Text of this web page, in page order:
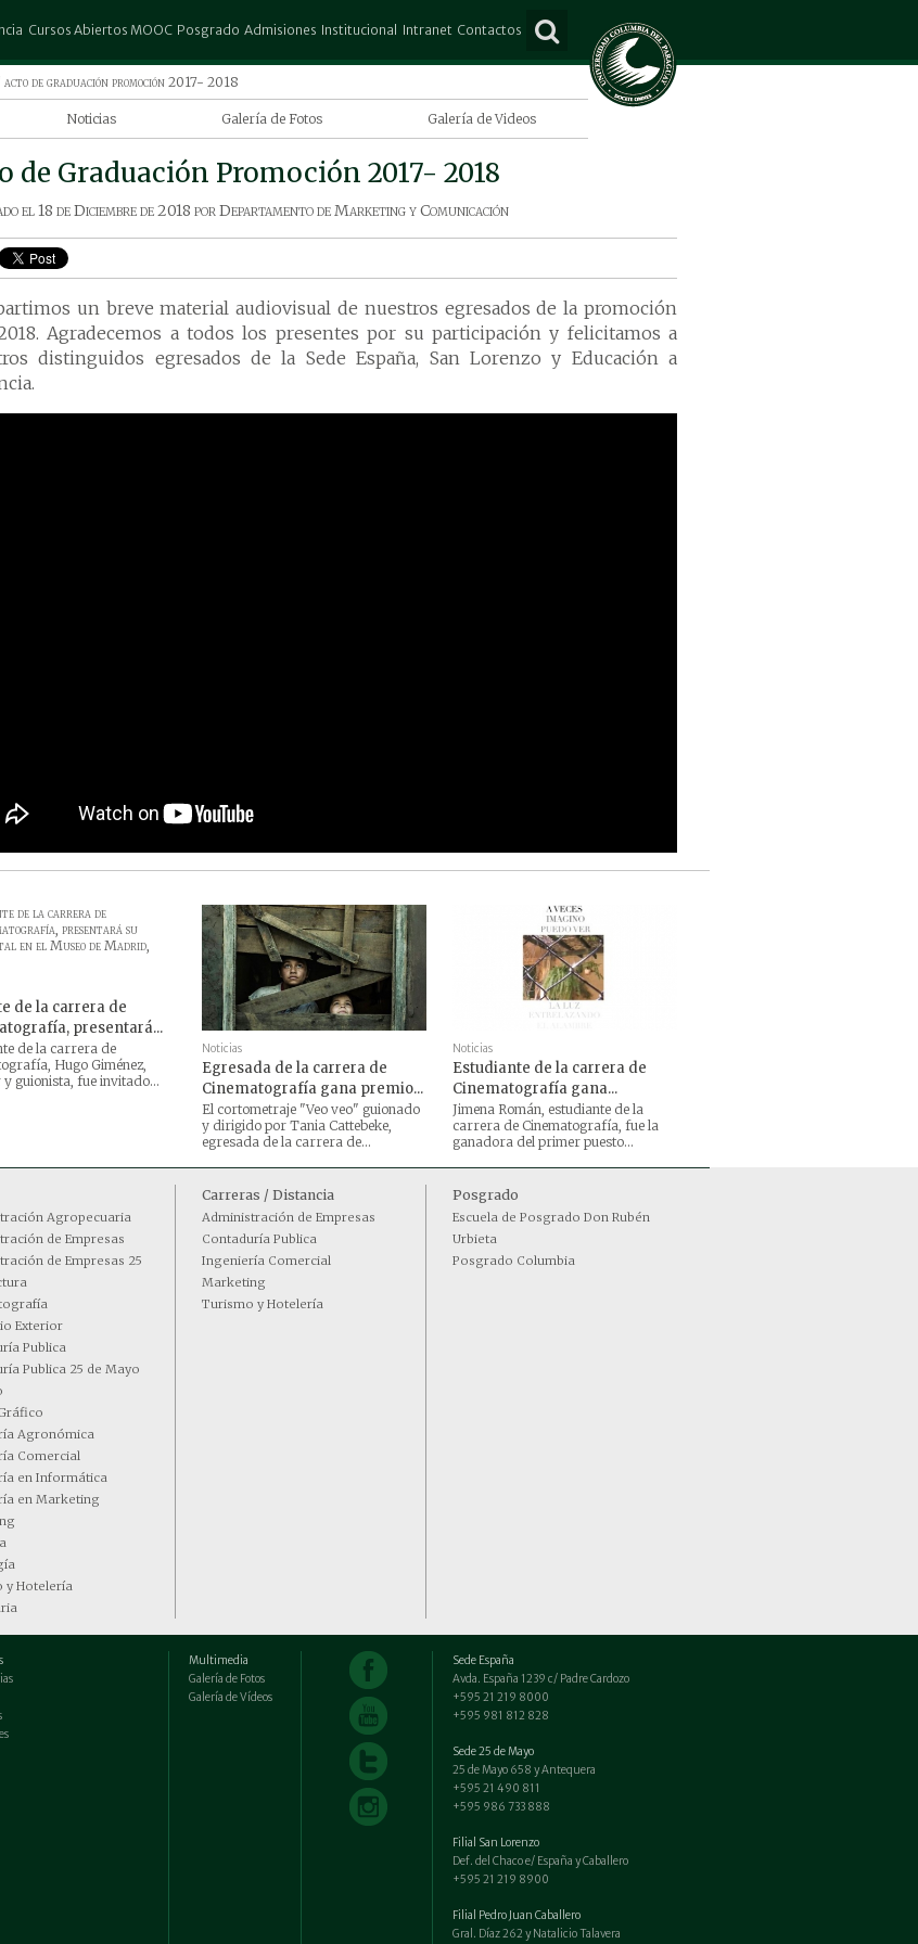
Empresasde Empresas
Comercial
Cursos Abiertos MOOC Posgrado
Escuela de Posgrado Don Rubén
Posgrado Columbia
Admisiones
Test Vocacional
Convocatorias
Aranceles
Institucional
Trabajar en la UCP
Autores
Intranet
25 de Mayo
San Lorenzo
Pedro Juan Caballero
Contactos
Suscripción
acto de graduación promoción 2017- 2018
Noticias Galería de Fotos Galería de Videos
de Graduación Promoción 2017- 2018
el18 de Diciembre de 2018 porDepartamento de Marketing y Comunicación
un breve material audiovisual de nuestros egresados de la promoción
2018. Agradecemos a todos los presentes por su participación y felicitamos a
distinguidos egresados de la Sede España, San Lorenzo y Educación a
de la carrera de
presentará...
de la carrera de
Hugo Giménez,
guionista, fue invitado...
Noticias
Egresada de la carrera de
Cinematografía gana premio...
El cortometraje "Veo veo" guionado
y dirigido por Tania Cattebeke,
egresada de la carrera de...
Noticias
Estudiante de la carrera de
Cinematografía gana...
Jimena Román, estudiante de la
carrera de Cinematografía, fue la
ganadora del primer puesto...
Agropecuaria
de Empresas
de Empresas 25
Exterior
Publica
Publica 25 de Mayo
Agronómica
Comercial
en Informática
en Marketing
y Hotelería
Carreras / Distancia
Administración de Empresas
Contaduría Publica
Ingeniería Comercial
Marketing
Turismo y Hotelería
Posgrado
Escuela de Posgrado Don Rubén
Urbieta
Posgrado Columbia
Multimedia
Galería de Fotos
Galería de Vídeos
Sede España
Avda. España 1239 c/ Padre Cardozo
+595 21 219 8000
+595 981 812 828
Sede 25 de Mayo
25 de Mayo 658 y Antequera
+595 21 490 811
+595 986 733 888
Filial San Lorenzo
Def. del Chaco e/ España y Caballero
+595 21 219 8900
Filial Pedro Juan Caballero
Gral. Díaz 262 y Natalicio Talavera